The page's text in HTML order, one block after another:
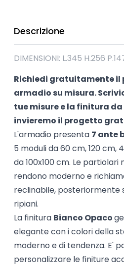
Descrizione
DIMENSIONI: L.345 H.256
Richiedi gratuitamente il
armadio su misura.
tue misure e la finitura
invieremo il progetto
L'armadio presenta 7 ante
5 moduli da 60 cm, 120 cm,
da 100x100 cm. Le
rendono moderno e
reclinabile, posteriormente
ripiani.
La finitura Bianco Opaco
elegante con i colori della
moderno e di tendenza. E'
personalizzare le finiture